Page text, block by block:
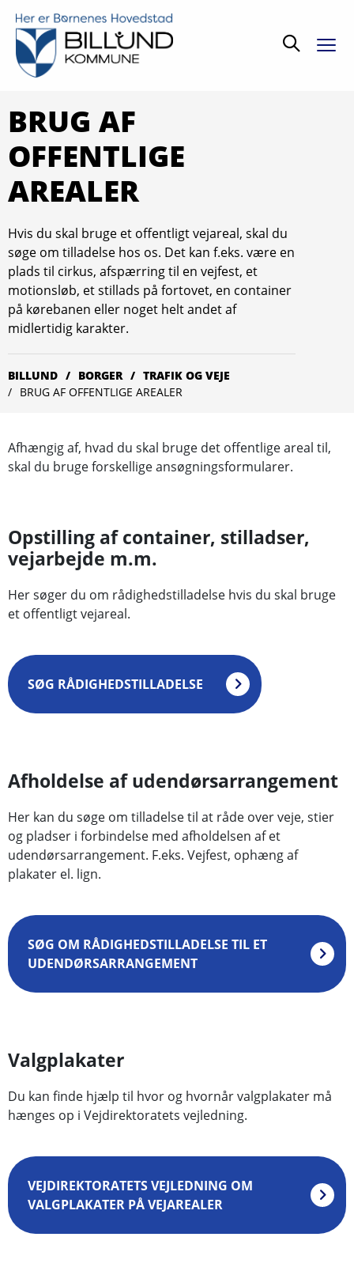
Søg
BRUG AF
OFFENTLIGE
AREALER
Hvis du skal bruge et offentligt vejareal, skal du
søge om tilladelse hos os. Det kan f.eks. være en
plads til cirkus, afspærring til en vejfest, et
motionsløb, et stillads på fortovet, en container
på kørebanen eller noget helt andet af
midlertidig karakter.
BILLUND BORGER
TRAFIK OG VEJE
BRUG AF OFFENTLIGE AREALER
Afhængig af, hvad du skal bruge det offentlige areal til,
skal du bruge forskellige ansøgningsformularer.
Opstilling af container, stilladser,
vejarbejde m.m.
Her søger du om rådighedstilladelse hvis du skal bruge
et offentligt vejareal.
SØG RÅDIGHEDSTILLADELSE
Afholdelse af udendørsarrangement
Her kan du søge om tilladelse til at råde over veje, stier
og pladser i forbindelse med afholdelsen af et
udendørsarrangement. F.eks. Vejfest, ophæng af
plakater el. lign.
SØG OM RÅDIGHEDSTILLADELSE TIL ET
UDENDØRSARRANGEMENT
Valgplakater
Du kan finde hjælp til hvor og hvornår valgplakater må
hænges op i Vejdirektoratets vejledning.
VEJDIREKTORATETS VEJLEDNING OM
VALGPLAKATER PÅ VEJAREALER